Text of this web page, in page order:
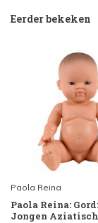
Eerder bekeken
Paola Reina
Paola Reina:
Jongen Aziatisch